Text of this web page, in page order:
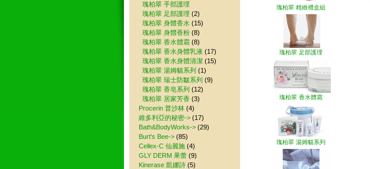
瑰柏翠 精緻禮盒組
瑰柏翠 足部護理
瑰柏翠 香水體霜
瑰柏翠 湯姆貓系列
瑰柏翠 手部護理
瑰柏翠 足部護理 (2)
瑰柏翠 身體香水 (15)
瑰柏翠 身體香粉 (8)
瑰柏翠 香水體霜 (8)
瑰柏翠 香水身體乳液 (17)
瑰柏翠 香水身體清潔 (15)
瑰柏翠 湯姆貓系列 (1)
瑰柏翠 瑞士防皺系列 (9)
瑰柏翠 香皂系列 (12)
瑰柏翠 居家芳香 (3)
Procerin 普沙林 (4)
維多利亞的秘密-> (17)
Bath&BodyWorks-> (29)
Burt's Bee-> (85)
Cellex-C 仙麗施 (4)
GLY DERM 果蕾 (9)
Kinerase 凱娜詩 (5)